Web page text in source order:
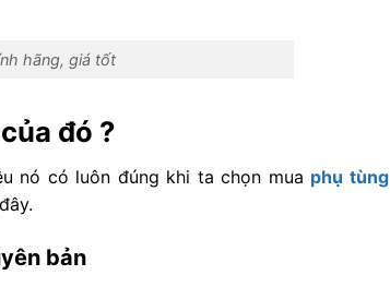
hãng, giá tốt
đó ?
nó có luôn đúng khi ta chọn mua phụ tùng
bản